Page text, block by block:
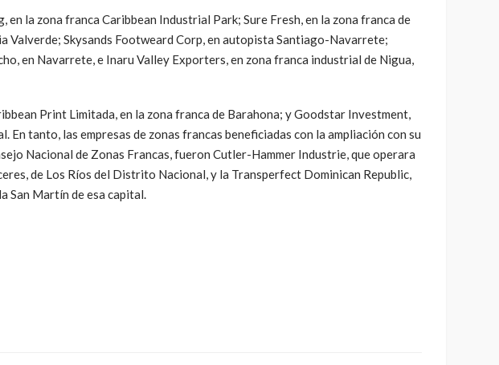
en la zona franca Caribbean Industrial Park; Sure Fresh, en la zona franca de
Valverde; Skysands Footweard Corp, en autopista Santiago-Navarrete;
en Navarrete, e Inaru Valley Exporters, en zona franca industrial de Nigua,
Print Limitada, en la zona franca de Barahona; y Goodstar Investment,
En tanto, las empresas de zonas francas beneficiadas con la ampliación con su
Nacional de Zonas Francas, fueron Cutler-Hammer Industrie, que operara
de Los Ríos del Distrito Nacional, y la Transperfect Dominican Republic,
San Martín de esa capital.